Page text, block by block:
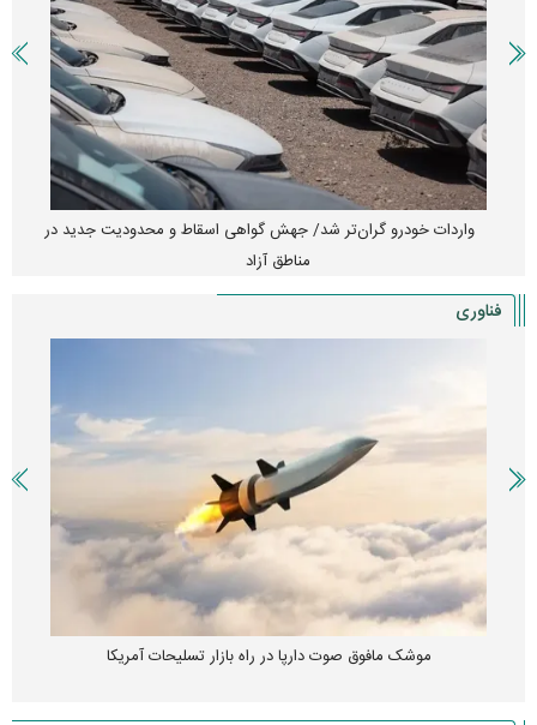
واردات خودرو گران‌تر شد/ جهش گواهی اسقاط و محدودیت جدید در
مناطق آزاد
فناوری
موشک مافوق صوت دارپا در راه بازار تسلیحات آمریکا